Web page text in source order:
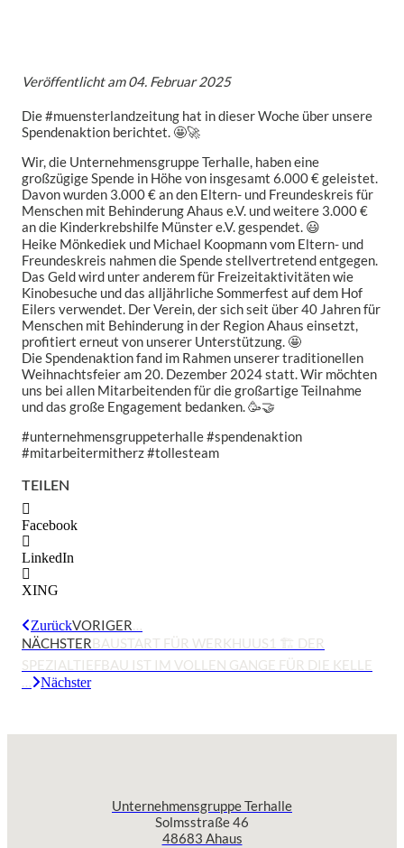
Veröffentlicht am04. Februar 2025
Die #muensterlandzeitung hat in dieser Woche über unsere
Spendenaktion berichtet. 🤩🚀
Wir, die Unternehmensgruppe Terhalle, haben eine
großzügige Spende in Höhe von insgesamt 6.000 € geleistet.
Davon wurden 3.000 € an den Eltern- und Freundeskreis für
Menschen mit Behinderung Ahaus e.V. und weitere 3.000 €
an die Kinderkrebshilfe Münster e.V. gespendet. 😃
Heike Mönkediek und Michael Koopmann vom Eltern- und
Freundeskreis nahmen die Spende stellvertretend entgegen.
Das Geld wird unter anderem für Freizeitaktivitäten wie
Kinobesuche und das alljährliche Sommerfest auf dem Hof
Eilers verwendet. Der Verein, der sich seit über 40 Jahren für
Menschen mit Behinderung in der Region Ahaus einsetzt,
profitiert erneut von unserer Unterstützung. 🤩
Die Spendenaktion fand im Rahmen unserer traditionellen
Weihnachtsfeier am 20. Dezember 2024 statt. Wir möchten
uns bei allen Mitarbeitenden für die großartige Teilnahme
und das große Engagement bedanken. 🥳🤝
#unternehmensgruppeterhalle #spendenaktion
#mitarbeitermitherz #tollesteam
TEILEN
Facebook
LinkedIn
XING
ZurückVORIGER…
NÄCHSTERBAUSTART FÜR WERKHUUS1 🏗️ DER
SPEZIALTIEFBAU IST IM VOLLEN GANGE FÜR DIE KELLE
…
Nächster
Unternehmensgruppe Terhalle
Solmsstraße 46
48683 Ahaus